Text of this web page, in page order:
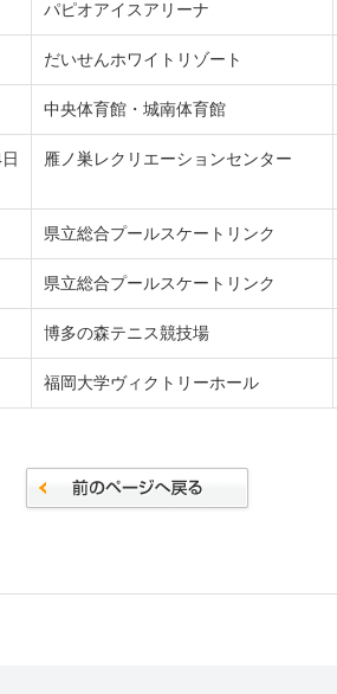
パピオアイスアリーナ
だいせんホワイトリゾート
中央体育館・城南体育館
雁ノ巣レクリエーションセンター
県立総合プールスケートリンク
県立総合プールスケートリンク
博多の森テニス競技場
福岡大学ヴィクトリーホール